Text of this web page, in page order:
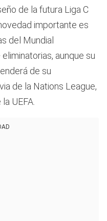
de la futura Liga C
importante es
del Mundial
aunque su
de su
de la Nations League,
UEFA.